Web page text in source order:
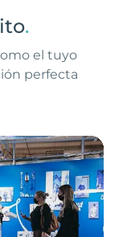
.
el tuyo
perfecta